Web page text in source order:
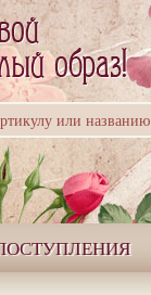
или названию